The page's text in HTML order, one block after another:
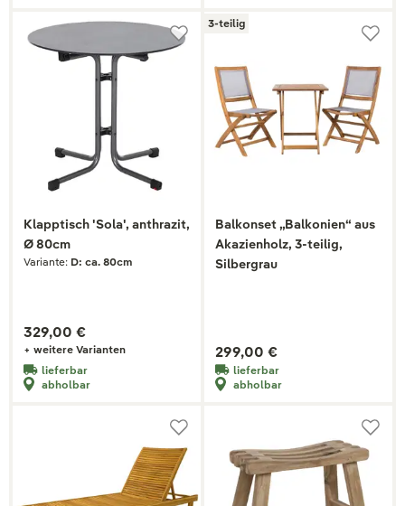
Klapptisch 'Sola', anthrazit,
Ø 80cm
Variante: D: ca. 80cm
329,00 €
+ weitere Varianten
lieferbar
abholbar
3-teilig
Balkonset „Balkonien“ aus
Akazienholz, 3-teilig,
Silbergrau
299,00 €
lieferbar
abholbar